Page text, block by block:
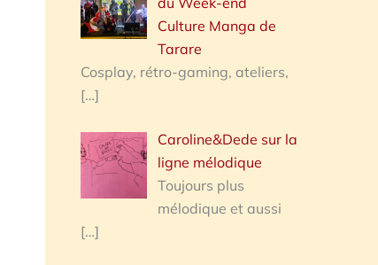
Culture Manga de
Tarare
Cosplay, rétro-gaming, ateliers,
[…]
Caroline&Dede sur la
ligne mélodique
Toujours plus
mélodique et aussi
[…]